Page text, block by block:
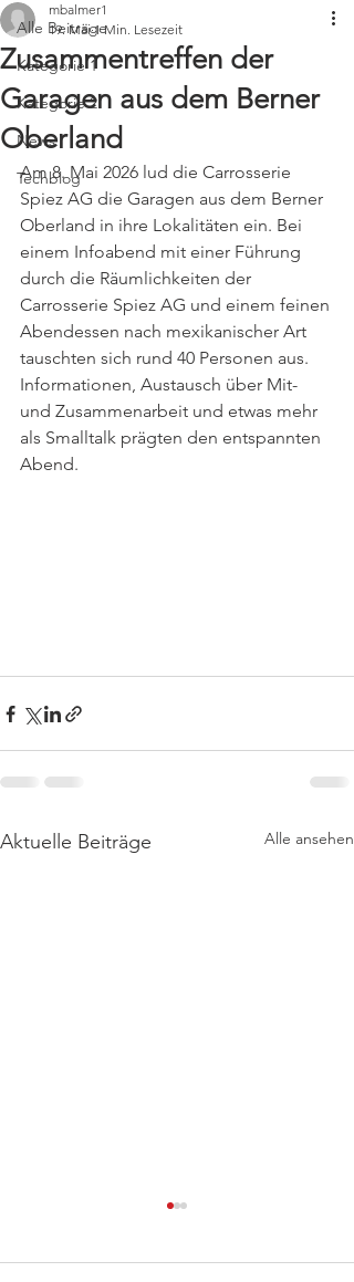
Alle Beiträge
Kategorie 1
Kategorie 2
News
Techblog
Zusammentreffen der
Garagen aus dem Berner
Oberland
mbalmer1
19. Mai 1 Min. Lesezeit
Am 8. Mai 2026 lud die Carrosserie
Spiez AG die Garagen aus dem Berner
Oberland in ihre Lokalitäten ein. Bei
einem Infoabend mit einer Führung
durch die Räumlichkeiten der
Carrosserie Spiez AG und einem feinen
Abendessen nach mexikanischer Art
tauschten sich rund 40 Personen aus.
Informationen, Austausch über Mit-
und Zusammenarbeit und etwas mehr
als Smalltalk prägten den entspannten
Abend.
Aktuelle Beiträge Alle ansehen